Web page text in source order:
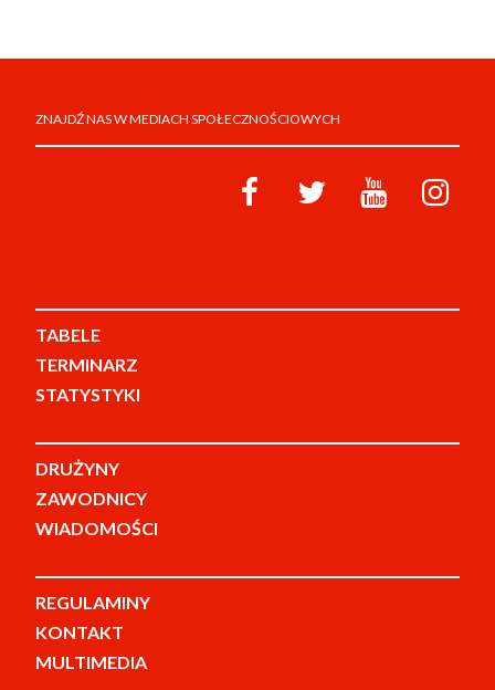
ZNAJDŹ NAS W MEDIACH SPOŁECZNOŚCIOWYCH
TABELE
TERMINARZ
STATYSTYKI
DRUŻYNY
ZAWODNICY
WIADOMOŚCI
REGULAMINY
KONTAKT
MULTIMEDIA